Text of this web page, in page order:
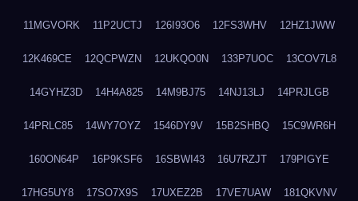
11MGVORK 11P2UCTJ 126I93O6 12FS3WHV 12HZ1JWW
12K469CE 12QCPWZN 12UKQO0N 133P7UOC 13COV7L8
14GYHZ3D 14H4A825 14M9BJ75 14NJ13LJ 14PRJLGB
14PRLC85 14WY7OYZ 1546DY9V 15B2SHBQ 15C9WR6H
160ON64P 16P9KSF6 16SBWI43 16U7RZJT 179PIGYE
17HG5UY8 17SO7X9S 17UXEZ2B 17VE7UAW 181QKVNV